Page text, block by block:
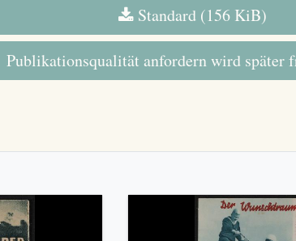
Standard (156 KiB)
Publikationsqualität anfordern wird später